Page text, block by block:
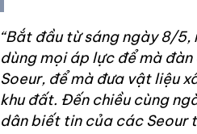
“Bắt đầu từ sáng ngày 8/5,
dùng mọi áp lực để mà
Soeur, để mà đưa vật liệu
khu đất. Đến chiều cùng
dân biết tin của các Seour